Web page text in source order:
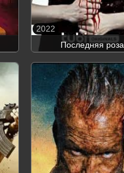
Последняя роза
2022